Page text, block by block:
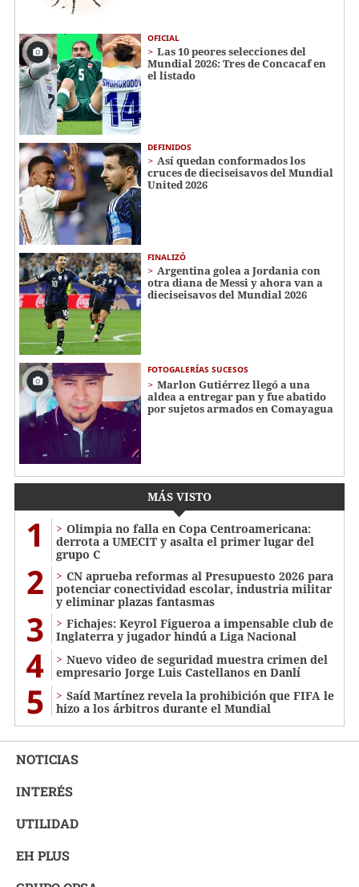
OFICIAL
Las 10 peores selecciones del
Mundial 2026: Tres de Concacaf en
el listado
DEFINIDOS
Así quedan conformados los
cruces de dieciseisavos del Mundial
United 2026
FINALIZÓ
Argentina golea a Jordania con
otra diana de Messi y ahora van a
dieciseisavos del Mundial 2026
FOTOGALERÍAS SUCESOS
Marlon Gutiérrez llegó a una
aldea a entregar pan y fue abatido
por sujetos armados en Comayagua
MÁS VISTO
1
Olimpia no falla en Copa Centroamericana:
derrota a UMECIT y asalta el primer lugar del
grupo C
2
CN aprueba reformas al Presupuesto 2026 para
potenciar conectividad escolar, industria militar
y eliminar plazas fantasmas
3
Fichajes: Keyrol Figueroa a impensable club de
Inglaterra y jugador hindú a Liga Nacional
4
Nuevo video de seguridad muestra crimen del
empresario Jorge Luis Castellanos en Danlí
5
Saíd Martínez revela la prohibición que FIFA le
hizo a los árbitros durante el Mundial
NOTICIAS
INTERÉS
UTILIDAD
EH PLUS